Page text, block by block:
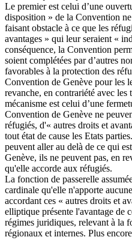
Le premier est celui d’une
disposition » de la Convention
faisant obstacle à ce que les
avantages » qui leur seraient «
conséquence, la Convention
soient complétées par d’autres
favorables à la protection des
Convention de Genève pour les
revanche, en contrariété avec
mécanisme est celui d’une
Convention de Genève ne
réfugiés, d'« autres droits et
tout état de cause les Etats
peuvent aller au delà de ce qui
Genève, ils ne peuvent pas, en
qu'elle accorde aux réfugiés.
La fonction de passerelle
cardinale qu'elle n'apporte
accordant ces « autres droits et
elliptique présente l'avantage de
régimes juridiques, relevant à la
régionaux et internes. Plus